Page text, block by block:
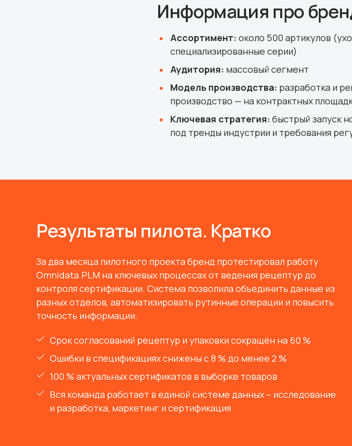
Информация про
Ассортимент: около 500 артикулов
специализированные серии)
Аудитория: массовый сегмент
Модель производства: разработка и
производство — на контрактных
Ключевая стратегия: быстрый запуск
под тренды индустрии и требования
Результаты пилота. Кратко
За два месяца пилотного проекта бренд протестировал работу
Omnidata.PLM на ключевых процессах от ведения рецептур до
контроля сертификации. Система позволила объединить данные из
разных отделов, автоматизировать рутинные операции и повысить
точность информации.
Срок согласований рецептур и упаковки сокращён на 60 %
Ошибки в спецификациях снижены с 8 % до менее 2 %
100 % актуальных сертификатов в выборке товаров
Вся команда работает в единой системе данных – исследование
и разработка, маркетинг и сертификация